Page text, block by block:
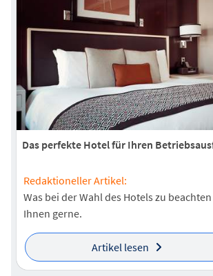
Das perfekte Hotel für Ihren
Redaktioneller Artikel:
Was bei der Wahl des Hotels zu
Ihnen gerne.
Artikel lesen